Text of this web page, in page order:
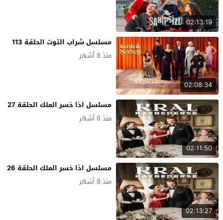
02:13:19
02:08:34
مسلسل شراب التوت الحلقة 113
منذ 8 أشهر
02:11:50
مسلسل اذا خسر الملك الحلقة 27
منذ 8 أشهر
02:13:27
مسلسل اذا خسر الملك الحلقة 26
منذ 8 أشهر